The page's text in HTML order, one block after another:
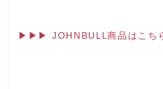
▶▶▶ JOHNBULL商品はこち